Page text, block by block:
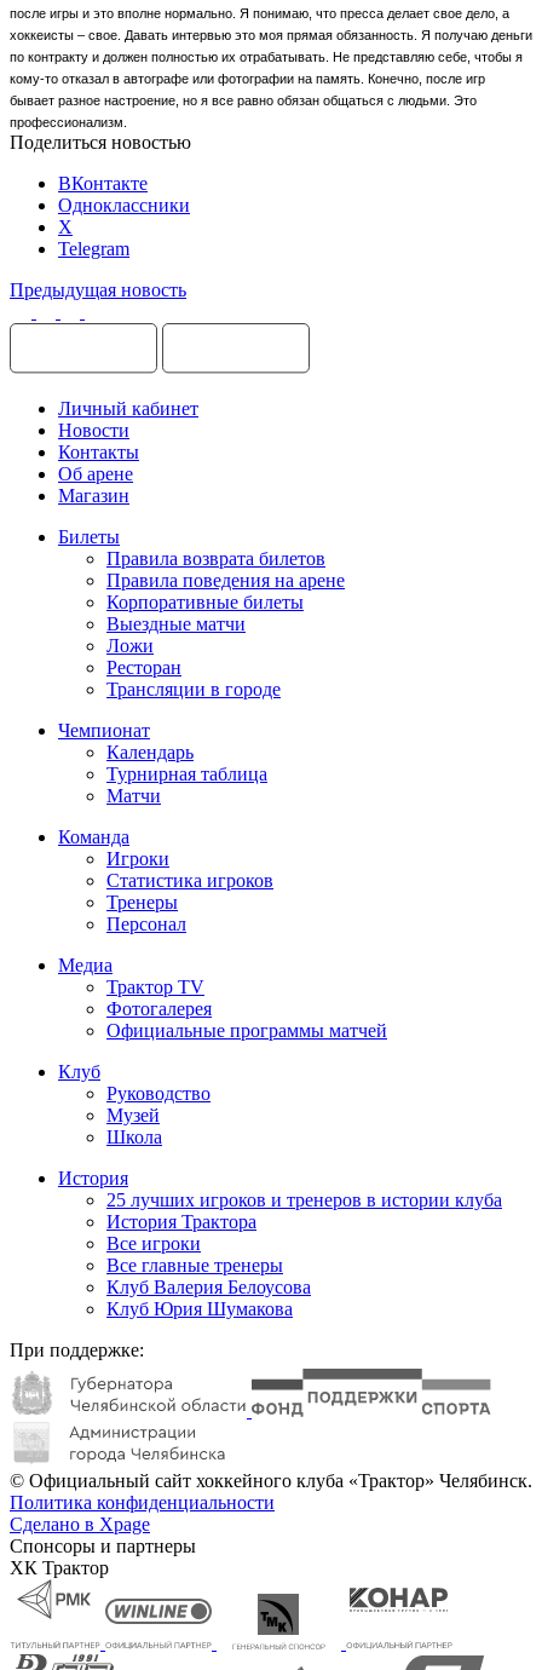
после игры и это вполне нормально. Я понимаю, что пресса делает свое дело, а
хоккеисты – свое. Давать интервью это моя прямая обязанность. Я получаю деньги
по контракту и должен полностью их отрабатывать. Не представляю себе, чтобы я
кому-то отказал в автографе или фотографии на память. Конечно, после игр
бывает разное настроение, но я все равно обязан общаться с людьми. Это
профессионализм.
Поделиться новостью
ВКонтакте
Одноклассники
X
Telegram
Предыдущая новость
Личный кабинет
Новости
Контакты
Об арене
Магазин
Билеты
Правила возврата билетов
Правила поведения на арене
Корпоративные билеты
Выездные матчи
Ложи
Ресторан
Трансляции в городе
Чемпионат
Календарь
Турнирная таблица
Матчи
Команда
Игроки
Статистика игроков
Тренеры
Персонал
Медиа
Трактор TV
Фотогалерея
Официальные программы матчей
Клуб
Руководство
Музей
Школа
История
25 лучших игроков и тренеров в истории клуба
История Трактора
Все игроки
Все главные тренеры
Клуб Валерия Белоусова
Клуб Юрия Шумакова
При поддержке:
© Официальный сайт хоккейного клуба «Трактор» Челябинск.
Политика конфиденциальности
Сделано в Xpage
Спонсоры и партнеры
ХК Трактор